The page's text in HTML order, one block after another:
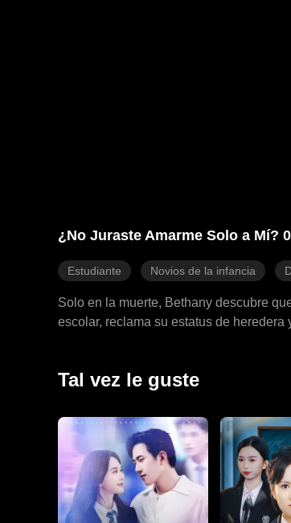
¿No Juraste Amarme Solo a Mí?
Estudiante Novios de la infancia
Solo en la muerte, Bethany descubre
escolar, reclama su estatus de
Tal vez le guste